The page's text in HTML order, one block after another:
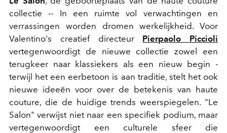
collectie -- In een ruimte vol verwachtingen en
verrassingen worden dromen werkelijkheid. Voor
Valentino's creatief directeur Pierpaolo Piccioli
vertegenwoordigt de nieuwe collectie zowel een
terugkeer naar klassiekers als een nieuw begin -
terwijl het een eerbetoon is aan traditie, stelt het ook
nieuwe ideeën voor over de betekenis van haute
couture, die de huidige trends weerspiegelen. "Le
Salon" verwijst niet naar een specifiek podium, maar
vertegenwoordigt een culturele sfeer die